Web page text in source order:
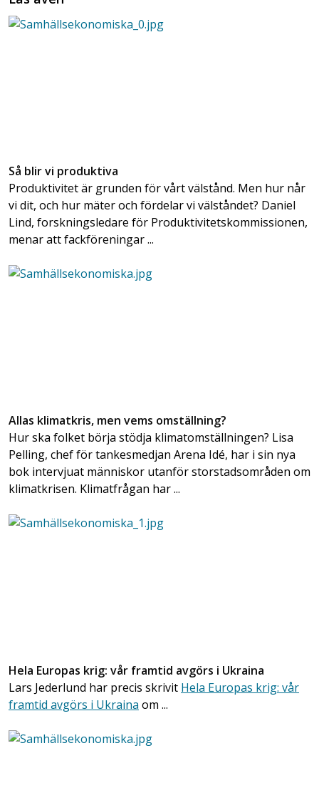
Så blir vi produktiva
Produktivitet är grunden för vårt välstånd. Men hur når
vi dit, och hur mäter och fördelar vi välståndet? Daniel
Lind, forskningsledare för Produktivitetskommissionen,
menar att fackföreningar ...
Allas klimatkris, men vems omställning?
Hur ska folket börja stödja klimatomställningen? Lisa
Pelling, chef för tankesmedjan Arena Idé, har i sin nya
bok intervjuat människor utanför storstadsområden om
klimatkrisen. Klimatfrågan har ...
Hela Europas krig: vår framtid avgörs i Ukraina
Lars Jederlund har precis skrivit Hela Europas krig: vår
framtid avgörs i Ukraina om ...